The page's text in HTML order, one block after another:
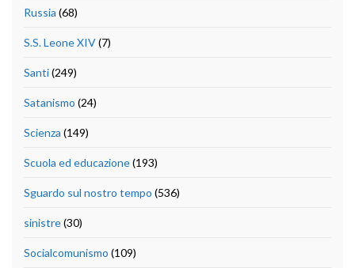
Russia (68)
S.S. Leone XIV(7)
Santi(249)
Satanismo (24)
Scienza (149)
Scuola ed educazione(193)
Sguardo sul nostro tempo (536)
sinistre(30)
Socialcomunismo (109)